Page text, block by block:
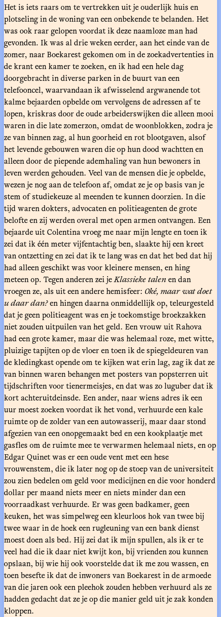
Het is iets raars om te vertrekken uit je ouderlijk huis en
plotseling in de woning van een onbekende te belanden. Het
was ook raar gelopen voordat ik deze naamloze man had
gevonden. Ik was al drie weken eerder, aan het einde van de
zomer, naar Boekarest gekomen om in de zoekadvertenties in
de krant een kamer te zoeken, en ik had een hele dag
doorgebracht in diverse parken in de buurt van een
telefooncel, waarvandaan ik afwisselend argwanende tot
kalme bejaarden opbelde om vervolgens de adressen af te
lopen, kriskras door de oude arbeiderswijken die alleen mooi
waren in die late zomerzon, omdat de woonblokken, zodra je
ze van binnen zag, al hun goorheid en rot blootgaven, alsof
het levende gebouwen waren die op hun dood wachtten en
alleen door de piepende ademhaling van hun bewoners in
leven werden gehouden. Veel van de mensen die je opbelde,
wezen je nog aan de telefoon af, omdat ze je op basis van je
stem of studiekeuze al meenden te kunnen doorzien. In die
tijd waren dokters, advocaten en politieagenten de grote
belofte en zij werden overal met open armen ontvangen. Een
bejaarde uit Colentina vroeg me naar mijn lengte en toen ik
zei dat ik één meter vijfentachtig ben, slaakte hij een kreet
van ontzetting en zei dat ik te lang was en dat het bed dat hij
had alleen geschikt was voor kleinere mensen, en hing
meteen op. Tegen anderen zei jeKlassieke talenen dan
vroegen ze, als uit een andere hemisfeer: Oké, maar wat doet
u daar dan?en hingen daarna onmiddellijk op, teleurgesteld
dat je geen politieagent was en je toekomstige broekzakken
niet zouden uitpuilen van het geld. Een vrouw uit Rahova
had een grote kamer, maar die was helemaal roze, met witte,
pluizige tapijten op de vloer en toen ik de spiegeldeuren van
de kledingkast opende om te kijken wat erin lag, zag ik dat ze
van binnen waren behangen met posters van popsterren uit
tijdschriften voor tienermeisjes, en dat was zo luguber dat ik
kort achteruitdeinsde. Een ander, naar wiens adres ik een
uur moest zoeken voordat ik het vond, verhuurde een kale
ruimte op de zolder van een autowasserij, maar daar stond
afgezien van een onopgemaakt bed en een kookplaatje met
gasfles om de ruimte mee te verwarmen helemaal niets, en op
Edgar Quinet was er een oude vent met een hese
vrouwenstem, die ik later nog op de stoep van de universiteit
zou zien bedelen om geld voor medicijnen en die voor honderd
dollar per maand niets meer en niets minder dan een
voorraadkast verhuurde. Er was geen badkamer, geen
keuken, het was simpelweg een kleurloos hok van twee bij
twee waar in de hoek een rugleuning van een bank dienst
moest doen als bed. Hij zei dat ik mijn spullen, als ik er te
veel had die ik daar niet kwijt kon, bij vrienden zou kunnen
opslaan, bij wie hij ook voorstelde dat ik me zou wassen, en
toen besefte ik dat de inwoners van Boekarest in de armoede
van die jaren ook een pleehok zouden hebben verhuurd als ze
hadden gedacht dat ze je op die manier geld uit je zak konden
kloppen.